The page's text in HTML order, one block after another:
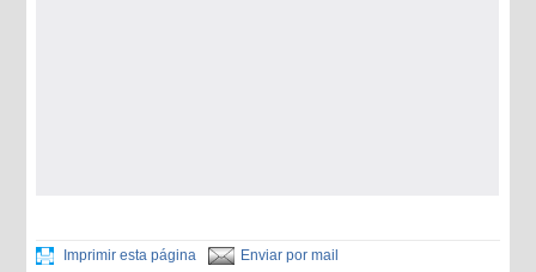
Imprimir esta página Enviar por mail